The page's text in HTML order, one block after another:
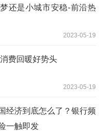
还是小城市安稳-前沿热
2023-05-19
费回暖好势头
2023-05-19
经济到底怎么了？银行频
一触即发